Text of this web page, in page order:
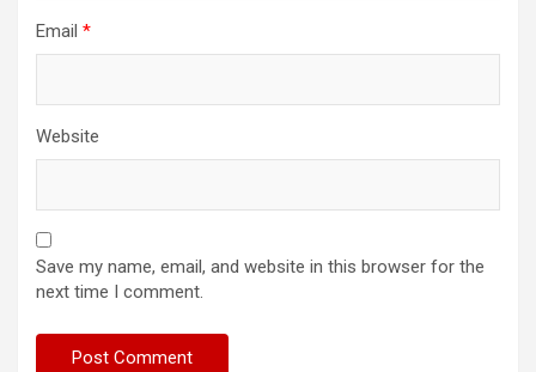
Email *
Website
Save my name, email, and website in this browser for the
next time I comment.